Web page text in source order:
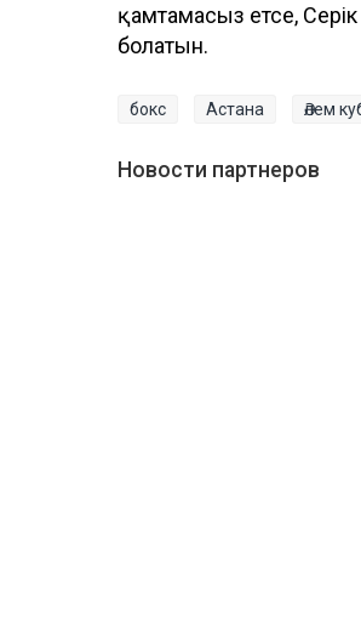
қамтамасыз етсе,
болатын.
бокс Астана Әлем
Новости партнеров